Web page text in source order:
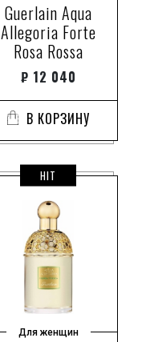
Guerlain Aqua
Allegoria Forte
Rosa Rossa
₽ 12 040
В КОРЗИНУ
HIT
Для женщин